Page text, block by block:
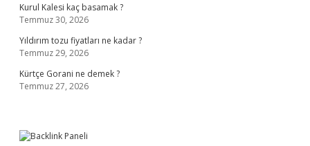
Kurul Kalesi kaç basamak ?
Temmuz 30, 2026
Yıldırım tozu fiyatları ne kadar ?
Temmuz 29, 2026
Kürtçe Gorani ne demek ?
Temmuz 27, 2026